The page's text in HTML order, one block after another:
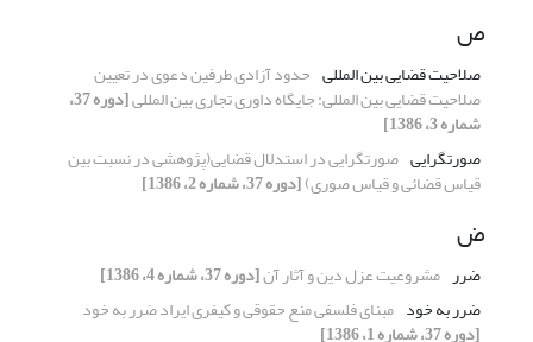
ص
صلاحیت قضایی بین المللی حدود آزادی طرفین دعوی در تعیین
صلاحیت قضایی بین المللی: جایگاه داوری تجاری بین المللی [دوره 37،
شماره 3، 1386]
صورتگرایی صورتگرایی در استدلال قضایی(پژوهشی در نسبت بین
قیاس قضائی و قیاس صوری)[دوره 37، شماره 2، 1386]
ض
ضرر مشروعیت عزل دین و آثار آن[دوره 37، شماره 4، 1386]
ضرر به خود مبنای فلسفی منع حقوقی و کیفری ایراد ضرر به خود
[دوره 37، شماره 1، 1386]